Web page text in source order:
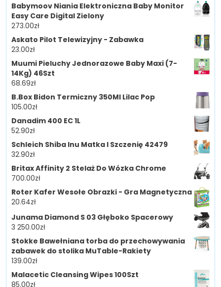
Babymoov Niania Elektroniczna Baby Monitor
Easy Care Digital Zielony
273.00zł
Askato Pilot Telewizyjny - Zabawka
23.00zł
Muumi Pieluchy Jednorazowe Baby Maxi (7-
14Kg) 46Szt
68.69zł
B.Box Bidon Termiczny 350Ml Lilac Pop
105.00zł
Danadim 400 EC 1L
52.90zł
Schleich Shiba Inu Matka I Szczenię 42479
32.90zł
Britax Affinity 2 Stelaż Do Wózka Chrome
700.00zł
Roter Kafer Wesołe Obrazki - Gra Magnetyczna
20.64zł
Junama Diamond S 03 Głęboko Spacerowy
3 250.00zł
Stokke Bawełniana torba do przechowywania
zabawek do stolika MuTable-Rakiety
139.00zł
Malacetic Cleansing Wipes 100Szt
85.00zł